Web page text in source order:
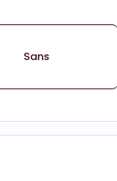
Sans